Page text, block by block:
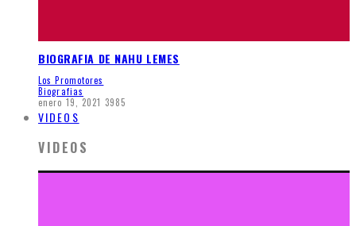
BIOGRAFIA DE NAHU LEMES
Los Promotores
Biografias
enero 19, 2021 3985
VIDEOS
VIDEOS